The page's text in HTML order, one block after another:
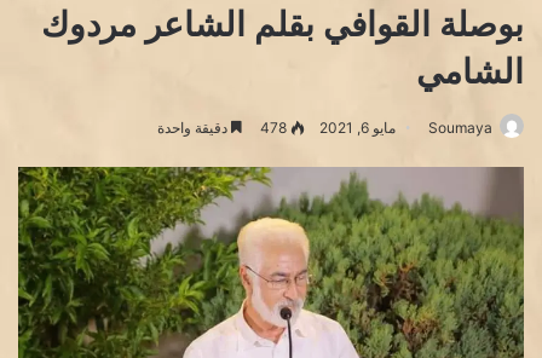
بوصلة القوافي بقلم الشاعر مردوك
الشامي
Soumaya مايو 6, 2021 478 دقيقة واحدة